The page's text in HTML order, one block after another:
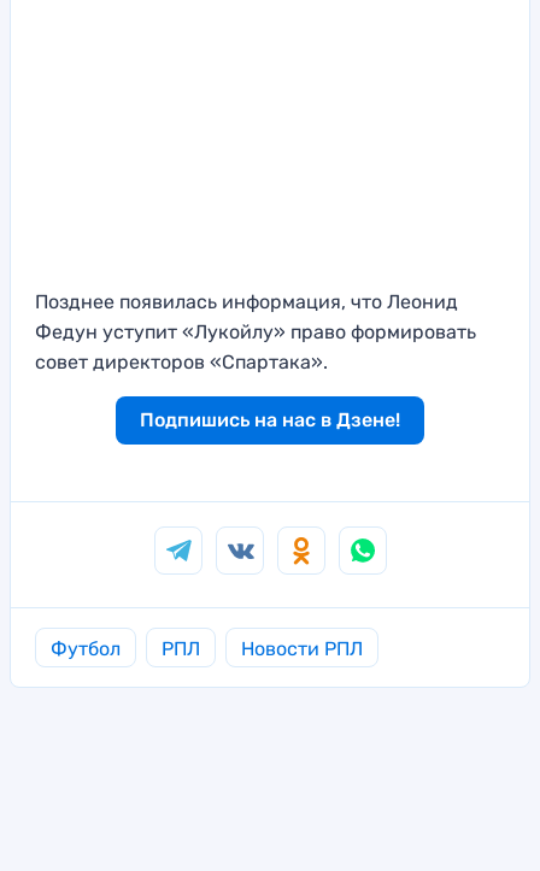
Позднее появилась информация, что Леонид
Федун уступит «Лукойлу» право формировать
совет директоров «Спартака».
Подпишись на нас в Дзене!
Футбол РПЛ Новости РПЛ